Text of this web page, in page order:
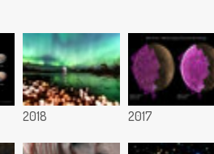
2018 2017